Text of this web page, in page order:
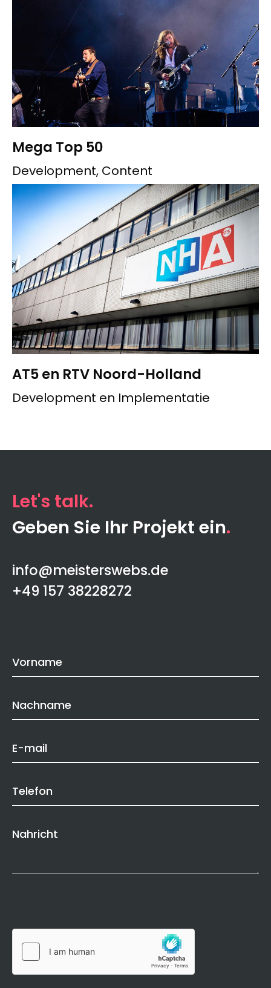
Mega Top 50
Development, Content
AT5 en RTV Noord-Holland
Development en Implementatie
Let's talk
Geben Sie Ihr Projekt ein
info@meisterswebs.de
‭+49 157 38228272‬
Us
Vorname
Nachname
E-mail
Telefon
Nahricht